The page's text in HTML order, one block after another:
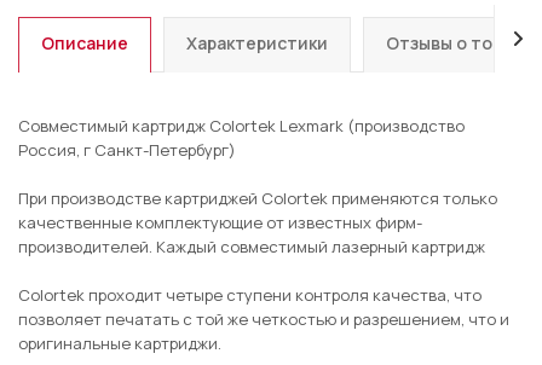
Описание Характеристики Отзывы о товаре
Совместимый картридж Colortek Lexmark (производство
Россия, г Санкт-Петербург)
При производстве картриджей Colortek применяются только
качественные комплектующие от известных фирм-
производителей. Каждый совместимый лазерный картридж
Colortek проходит четыре ступени контроля качества, что
позволяет печатать с той же четкостью и разрешением, что и
оригинальные картриджи.